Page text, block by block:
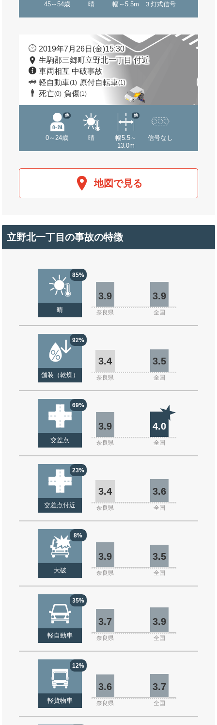
45～54歳 晴 幅～5.5m ３灯式信号
2019年7月26日(金)15:30
生駒郡三郷町立野北一丁目 付近
車両相互 中破事故
軽自動車(1) 原付自転車(1)
死亡(0) 負傷(1)
0～24歳
他
晴
幅5.5～
13.0m
他
信号なし
地図で見る
立野北一丁目の事故の特徴
85%
晴
3.9 3.9
奈良県 全国
92%
舗装（乾燥）
3.4 3.5
奈良県 全国
69%
交差点
3.9 4.0
奈良県 全国
23%
交差点付近
3.4 3.6
奈良県 全国
8%
大破
3.9 3.5
奈良県 全国
35%
軽自動車
3.7 3.9
奈良県 全国
12%
軽貨物車
3.6 3.7
奈良県 全国